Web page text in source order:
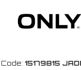
Code: 15179815